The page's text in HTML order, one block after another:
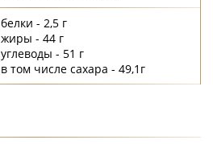
белки - 2,5 г
жиры - 44 г
углеводы - 51 г
в том числе сахара - 49,1г